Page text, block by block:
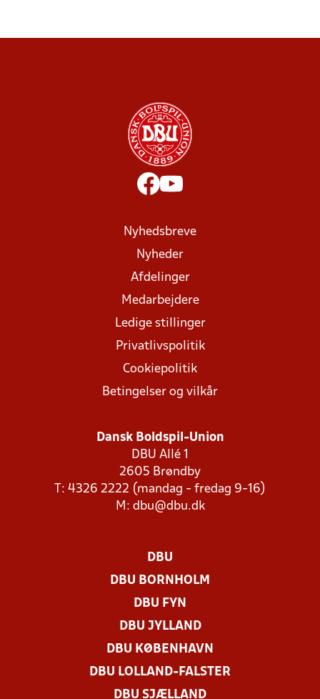
Nyhedsbreve
Nyheder
Afdelinger
Medarbejdere
Ledige stillinger
Privatlivspolitik
Cookiepolitik
Betingelser og vilkår
Dansk Boldspil-Union
DBU Allé 1
2605 Brøndby
T: 4326 2222 (mandag - fredag 9-16)
M: dbu@dbu.dk
DBU
DBU BORNHOLM
DBU FYN
DBU JYLLAND
DBU KØBENHAVN
DBU LOLLAND-FALSTER
DBU SJÆLLAND